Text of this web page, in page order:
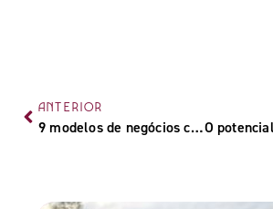
ANTERIOR
9 modelos de negócios canábicos no Brasil